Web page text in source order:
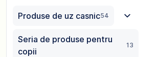
Produse de uz casnic54
Seria de produse pentru
copii
13